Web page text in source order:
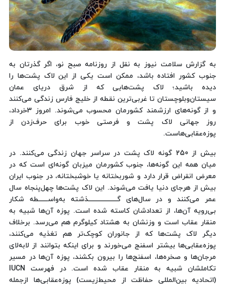
به گزارش سلامت نیوز به نقل از روزنامه صبح نو، اگر گذرتان به
جنوب کشور افتاده باشد، ممکن است یکی از این لاک پشت‌ها را
دیده باشید؛ لاک پشت‌هایی که از شرق دریای عمان
سیستان‌وبلوچستان تا غربی‌ترین نقطه از خلیج فارس زندگی می‌کنند
و از گونه‌های ارزشمند کشورمان محسوب می‌شوند. امروز 3خرداد،
روز جهانی لاک پشت و فرصتی خوب برای حرف‌زدن از
پوزه‌عقابی‌هاست.
بیش از 250 گونه لاک پشت در سراسر جهان زندگی می‌کنند. در
میان همه‌ این گونه‌ها، جنوب کشورمان میزبان گونه‌ای است که در
معرض انقراض قرار دارد و شوربختانه یا خوشبختانه، در جنوب ایران
بیش از هرجای دنیا یافت می‌شوند. این لاک پشت‌ها چهل‌پنجاه سال
عمر می‌کنند و در سال‌های گـــــــــــــــــــذشته به‌واســــــطه شکار
بی‌رویه آن‌ها، از تعدادشان کاسته شده است. پوزه آن‌ها شبیه به
منقار عقاب است و وزنشان به هشتاد کیلوگرم هم می‌رسد. برخلاف
دیگر لاک پشت‌ها که از جانوران کوچک‌تر هم تغذیه می‌کنند،
پوزه‌عقابی‌ها بیشتر اسفنج می‌خورند و برای اینکه بتوانند از لابه‌لای
مرجان‌ها و صخره‌ها، اسفنج‌ها را بیرون بکشند، پوزه آن‌ها در مسیر
تکاملشان شبیه به منقار عقاب شده است. در فهرست IUCN
(اتحادیه بین‌المللی حفاظت از محیط‌زیست) پوزه‌عقابی‌ها ازجمله